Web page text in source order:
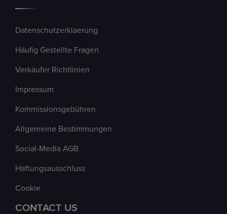
Datenschutzerklaerung
Häufig Gestellte Fragen
Verkäufer Richtlinien
Impressum
Kommissionsgebühren
Allgemeine Bestimmungen
Social-Media AGB
Haftungsausschluss
Cookie
CONTACT US